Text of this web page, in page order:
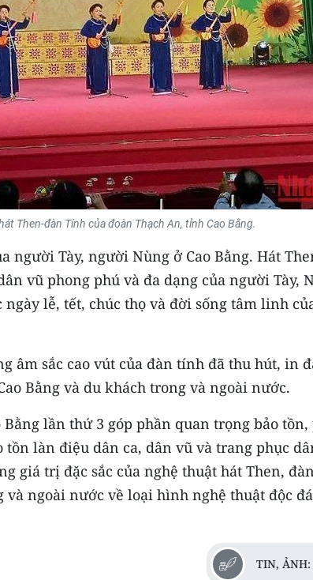
Then-đàn Tính của đoàn Thạch An, tỉnh Cao Bằng.
người Tày, người Nùng ở Cao Bằng. Hát
vũ phong phú và đa dạng của người Tày,
lễ, tết, chúc thọ và đời sống tâm linh
âm sắc cao vút của đàn tính đã thu hút, in
Bằng và du khách trong và ngoài nước.
lần thứ 3 góp phần quan trọng bảo tồn,
tồn làn điệu dân ca, dân vũ và trang phục
giá trị đặc sắc của nghệ thuật hát Then,
ngoài nước về loại hình nghệ thuật độc
TIN,